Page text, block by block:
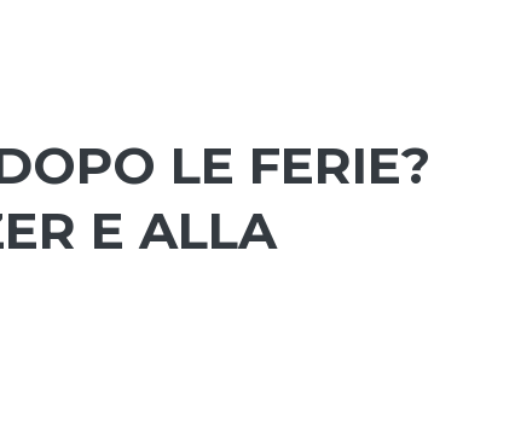
LE FERIE?
E ALLA